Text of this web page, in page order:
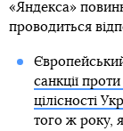
«Яндекса»
проводиться
санкції
цілісності
того ж року,